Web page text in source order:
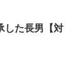
した長男【対